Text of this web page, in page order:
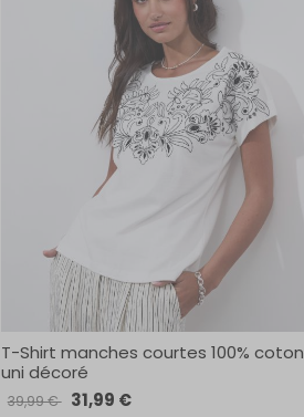
T-Shirt manches courtes 100% coton
uni décoré
39,99 € 31,99 €